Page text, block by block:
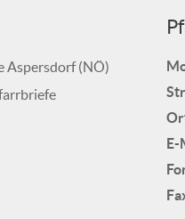
Aspersdorf (NÖ)
E-